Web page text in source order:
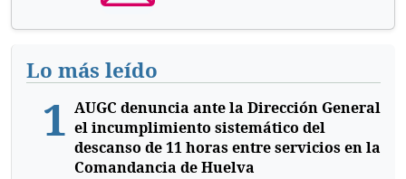
Lo más leído
1 AUGC denuncia ante la Dirección General
el incumplimiento sistemático del
descanso de 11 horas entre servicios en la
Comandancia de Huelva